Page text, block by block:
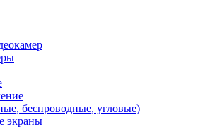
беспроводные, угловые)
экраны